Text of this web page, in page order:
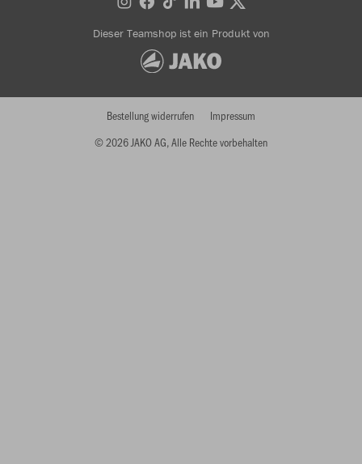
Dieser Teamshop ist ein Produkt von
© 2026 JAKO AG, Alle Rechte vorbehalten
Bestellung widerrufen Impressum